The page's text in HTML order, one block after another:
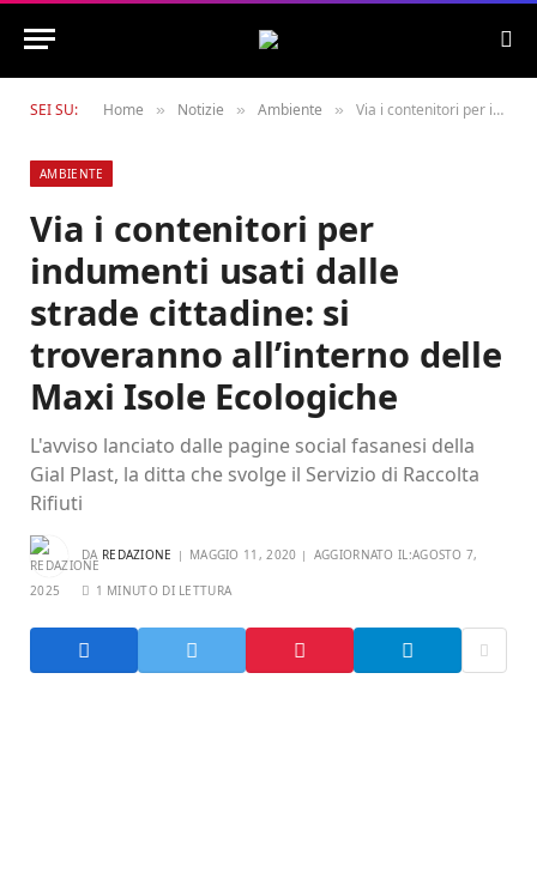
SEI SU: Home » Notizie » Ambiente » Via i contenitori per indumenti usati dalle strade cittadine: si troveranno all’interno delle Maxi Isole Ecologiche
AMBIENTE
Via i contenitori per
indumenti usati dalle
strade cittadine: si
troveranno all’interno delle
Maxi Isole Ecologiche
L'avviso lanciato dalle pagine social fasanesi della
Gial Plast, la ditta che svolge il Servizio di Raccolta
Rifiuti
DA REDAZIONE MAGGIO 11, 2020 AGGIORNATO IL:AGOSTO 7,
2025 1 MINUTO DI LETTURA